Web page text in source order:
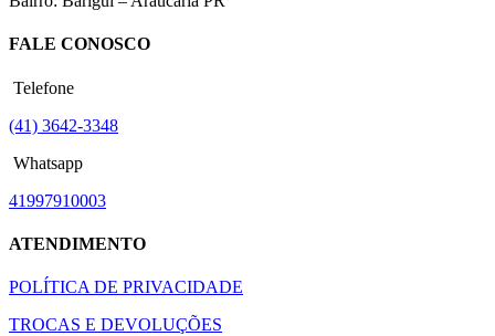
FALE CONOSCO
Telefone
(41) 3642-3348
Whatsapp
41997910003
ATENDIMENTO
POLÍTICA DE PRIVACIDADE
TROCAS E DEVOLUÇÕES